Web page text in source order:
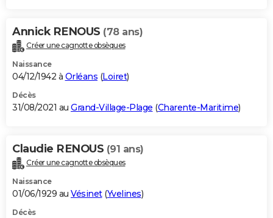
Annick RENOUS (78 ans)
Créer une cagnotte obsèques
Naissance
04/12/1942 à Orléans (Loiret)
Décès
31/08/2021 au Grand-Village-Plage (Charente-Maritime)
Claudie RENOUS (91 ans)
Créer une cagnotte obsèques
Naissance
01/06/1929 au Vésinet(Yvelines)
Décès